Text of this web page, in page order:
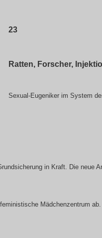
23
Ratten, Forscher,
Sexual-Eugeniker im System
in Kraft. Die neue
Mädchenzentrum